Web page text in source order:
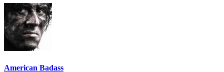
American Badass